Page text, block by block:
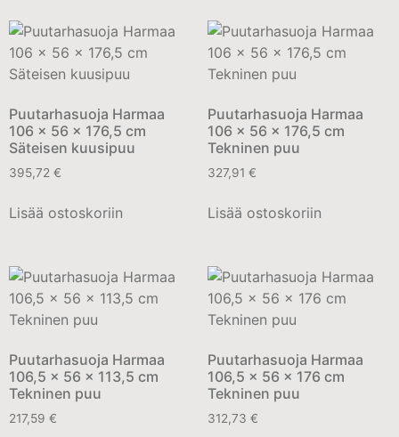
Puutarhasuoja Harmaa
106 x 56 x 176,5 cm
Säteisen kuusipuu
395,72 €
Lisää ostoskoriin
Puutarhasuoja Harmaa
106 x 56 x 176,5 cm
Tekninen puu
327,91 €
Lisää ostoskoriin
Puutarhasuoja Harmaa
106,5 x 56 x 113,5 cm
Tekninen puu
217,59 €
Puutarhasuoja Harmaa
106,5 x 56 x 176 cm
Tekninen puu
312,73 €